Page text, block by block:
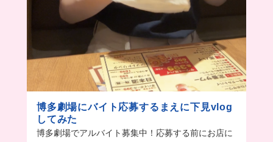
博多劇場にバイト応募するまえに下見vlog
してみた
博多劇場でアルバイト募集中！応募する前にお店に